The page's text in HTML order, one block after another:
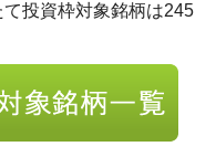
投資枠対象銘柄は245